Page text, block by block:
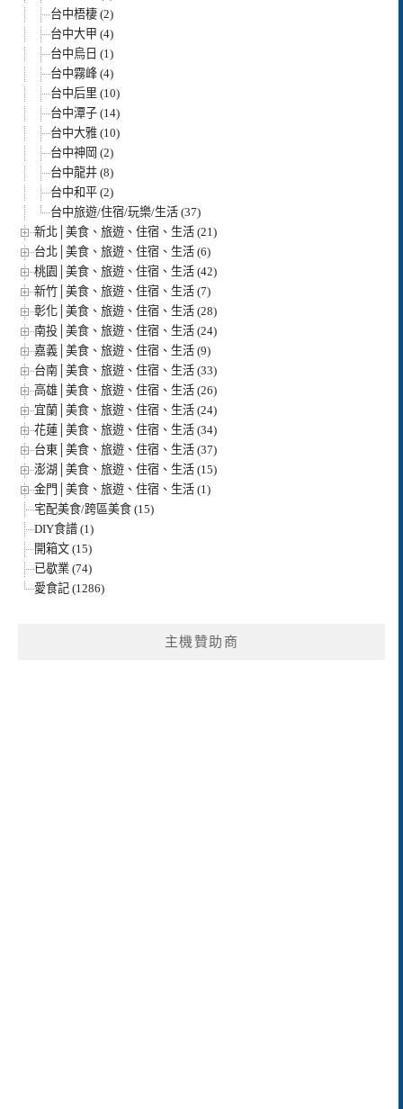
台中梧棲 (2)
台中大甲 (4)
台中烏日 (1)
台中霧峰 (4)
台中后里 (10)
台中潭子 (14)
台中大雅 (10)
台中神岡 (2)
台中龍井 (8)
台中和平 (2)
台中旅遊/住宿/玩樂/生活 (37)
新北│美食、旅遊、住宿、生活 (21)
台北│美食、旅遊、住宿、生活 (6)
桃園│美食、旅遊、住宿、生活 (42)
新竹│美食、旅遊、住宿、生活 (7)
彰化│美食、旅遊、住宿、生活 (28)
南投│美食、旅遊、住宿、生活 (24)
嘉義│美食、旅遊、住宿、生活 (9)
台南│美食、旅遊、住宿、生活 (33)
高雄│美食、旅遊、住宿、生活 (26)
宜蘭│美食、旅遊、住宿、生活 (24)
花蓮│美食、旅遊、住宿、生活 (34)
台東│美食、旅遊、住宿、生活 (37)
澎湖│美食、旅遊、住宿、生活 (15)
金門│美食、旅遊、住宿、生活 (1)
宅配美食/跨區美食 (15)
DIY食譜 (1)
開箱文 (15)
已歇業 (74)
愛食記 (1286)
主機贊助商